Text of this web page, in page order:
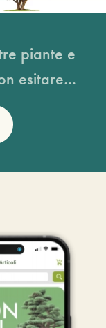
piante e
esitare...